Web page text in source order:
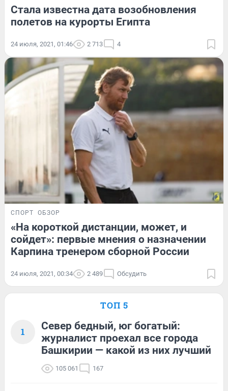
Стала известна дата возобновления
полетов на курорты Египта
24 июля, 2021, 01:46 2 713 4
СПОРТ ОБЗОР
«На короткой дистанции, может, и
сойдет»: первые мнения о назначении
Карпина тренером сборной России
24 июля, 2021, 00:34 2 489 Обсудить
ТОП 5
1
Север бедный, юг богатый:
журналист проехал все города
Башкирии — какой из них лучший
105 061 167